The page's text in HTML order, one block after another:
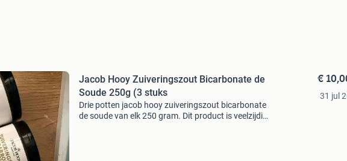
Jacob Hooy Zuiveringszout Bicarbonate de
Soude 250g (3 stuks
Drie potten jacob hooy zuiveringszout bicarbonate
de soude van elk 250 gram. Dit product is veelzijdig
€
31 jul